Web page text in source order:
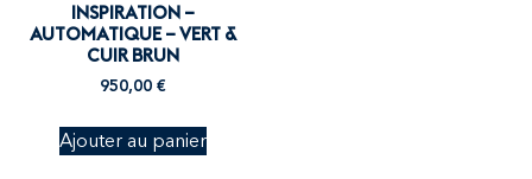
INSPIRATION –
AUTOMATIQUE – VERT &
CUIR BRUN
950,00 €
Ajouter au panier